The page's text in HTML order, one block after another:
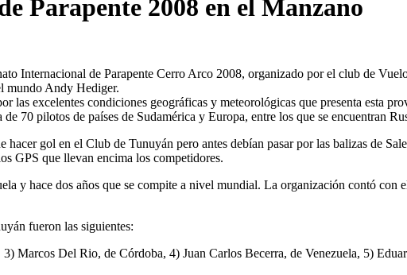
Parapente 2008 en el Manzano
Internacional de Parapente Cerro Arco 2008, organizado por el club de
mundo Andy Hediger.
las excelentes condiciones geográficas y meteorológicas que presenta esta
70 pilotos de países de Sudamérica y Europa, entre los que se encuentran
hacer gol en el Club de Tunuyán pero antes debían pasar por las balizas de
GPS que llevan encima los competidores.
y hace dos años que se compite a nivel mundial. La organización contó
fueron las siguientes:
Marcos Del Rio, de Córdoba, 4) Juan Carlos Becerra, de Venezuela, 5)